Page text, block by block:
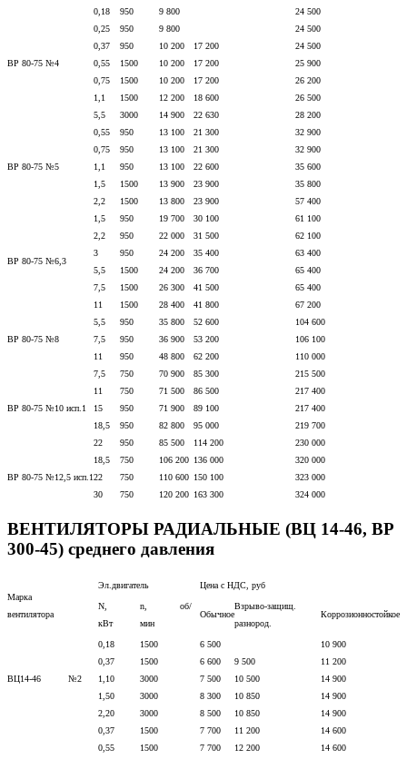
ВР 80-75 №4
0,18 950 9 800
24 500
0,25
950 9 800
24 500
0,37
950 10 200 17 200
24 500
0,55
1500 10 200 17 200
25 900
0,75
1500 10 200 17 200
26 200
1,1
1500 12 200 18 600
26 500
5,5
3000 14 900 22 630 28 200
ВР 80-75 №5
0,55 950 13 100 21 300
32 900
0,75
950 13 100 21 300
32 900
1,1
950 13 100 22 600
35 600
1,5
1500 13 900 23 900
35 800
2,2
1500 13 800 23 900 57 400
ВР 80-75 №6,3
1,5 950 19 700 30 100
61 100
2,2
950 22 000 31 500
62 100
3
950 24 200 35 400
63 400
5,5
1500 24 200 36 700
65 400
7,5
1500 26 300 41 500
65 400
11
1500 28 400 41 800 67 200
ВР 80-75 №8
5,5 950 35 800 52 600
104 600
7,5
950 36 900 53 200
106 100
11
950 48 800 62 200 110 000
ВР 80-75 №10 исп.1
7,5 750 70 900 85 300
215 500
11
750 71 500 86 500
217 400
15
950 71 900 89 100
217 400
18,5
950 82 800 95 000
219 700
22
950 85 500 114 200 230 000
ВР 80-75 №12,5 исп.1
18,5 750 106 200 136 000
320 000
22
750 110 600 150 100
323 000
30
750 120 200 163 300 324 000
ВЕНТИЛЯТОРЫ РАДИАЛЬНЫЕ (ВЦ 14-46, ВР
300-45) среднего давления
Марка
вентилятора
Эл.двигатель Цена с НДС, руб
N,
кВт
n, об/
мин
Обычное
Взрыво-защищ.
разнород.
Коррозионностойкое
ВЦ14-46 №2
0,18 1500 6 500
10 900
0,37
1500 6 600 9 500
11 200
1,10
3000 7 500 10 500
14 900
1,50
3000 8 300 10 850
14 900
2,20
3000 8 500 10 850 14 900
0,37 1500 7 700 11 200
14 600
0,55
1500 7 700 12 200
14 600